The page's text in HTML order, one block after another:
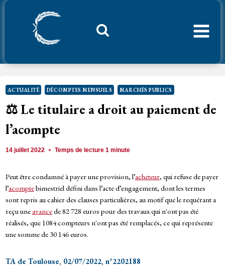
Aller
ACTUALITÉ DÉCOMPTES MENSUELS MARCHÉS PUBLICS
⚖️ Le titulaire a droit au paiement de
l’acompte
14 juillet 2022 Temps de lecture1 minute
Peut être condamné à payer une provision, l’acheteur, qui refuse de payer
l’acomptebimestriel défini dans l’acte d’engagement, dont les termes
sont repris au cahier des clauses particulières, au motif que le requérant a
reçu uneavancede 82 728 euros pour des travaux qui n'ont pas été
réalisés, que 1084 compteurs n'ont pas été remplacés, ce qui représente
une somme de 30 146 euros.
TA de Toulouse, 02/07/2022, n°2202188